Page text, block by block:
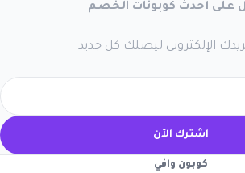
على أحدث كوبونات الخصم
الإلكتروني ليصلك كل جديد
اشترك الآن
كوبون وافي